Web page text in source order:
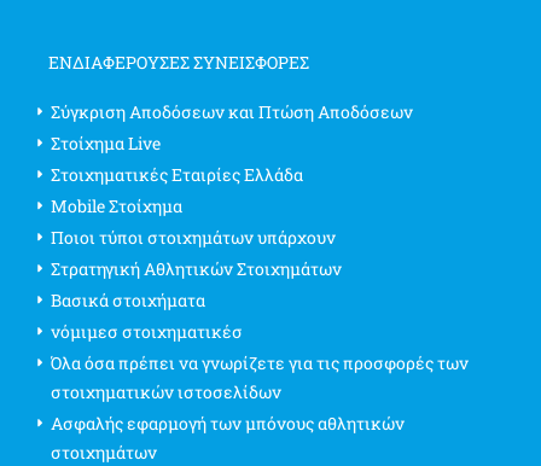
ΕΝΔΙΑΦΈΡΟΥΣΕΣ ΣΥΝΕΙΣΦΟΡΈΣ
Σύγκριση Αποδόσεων και Πτώση Αποδόσεων
Στοίχημα Live
Στοιχηματικές Εταιρίες Ελλάδα
Mobile Στοίχημα
Ποιοι τύποι στοιχημάτων υπάρχουν
Στρατηγική Αθλητικών Στοιχημάτων
Βασικά στοιχήματα
νόμιμεσ στοιχηματικέσ
Όλα όσα πρέπει να γνωρίζετε για τις προσφορές των
στοιχηματικών ιστοσελίδων
Ασφαλής εφαρμογή των μπόνους αθλητικών
στοιχημάτων